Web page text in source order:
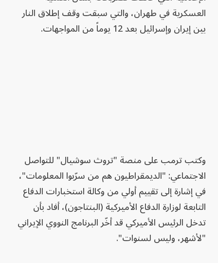
العسكرية في طهران، والتي سبقت وقف إطلاق النار
بين إيران وإسرائيل بعد 12 يوماً من المواجهات.
وكتب ترمب على منصة "تروث سوشيال" للتواصل
الاجتماعي: "الديمقراطيون هم من سرّبوا المعلومات"،
في إشارة إلى تقييم أولي من وكالة استخبارات الدفاع
التابعة لوزارة الدفاع الأميركية (البنتاجون)، أفاد بأن
تدخل الرئيس الأميركي قد أخّر البرنامج النووي الإيراني
"لأشهر، وليس لسنوات".